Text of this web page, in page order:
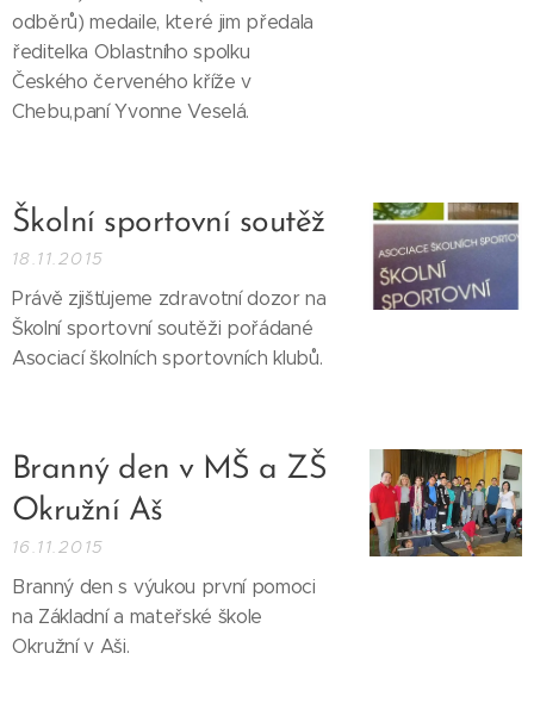
odběrů) medaile, které jim předala
ředitelka Oblastního spolku
Českého červeného kříže v
Chebu,paní Yvonne Veselá.
Školní sportovní soutěž
18.11.2015
Právě zjišťujeme zdravotní dozor na
Školní sportovní soutěži pořádané
Asociací školních sportovních klubů.
Branný den v MŠ a ZŠ
Okružní Aš
16.11.2015
Branný den s výukou první pomoci
na Základní a mateřské škole
Okružní v Aši.